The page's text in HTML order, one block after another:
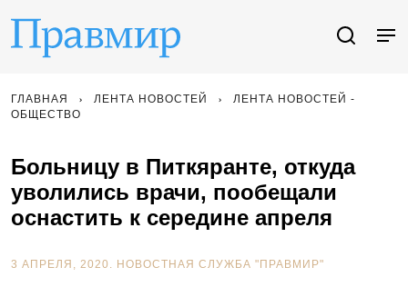
ГЛАВНАЯ ЛЕНТА НОВОСТЕЙ
ЛЕНТА НОВОСТЕЙ -
ОБЩЕСТВО
Больницу в Питкяранте, откуда
уволились врачи, пообещали
оснастить к середине апреля
3 АПРЕЛЯ, 2020. НОВОСТНАЯ СЛУЖБА "ПРАВМИР"